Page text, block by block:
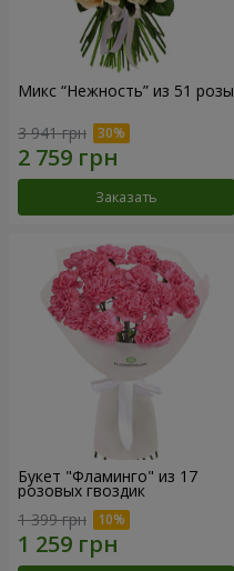
Микс “Нежность” из 51 розы
3 941 грн
Заказать
Букет "Фламинго" из 17
розовых гвоздик
1 399 грн